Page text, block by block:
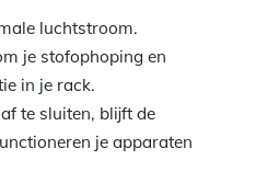
luchtstroom.
je stofophoping en
in je rack.
te sluiten, blijft de
je apparaten